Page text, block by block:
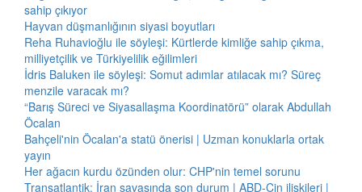
sahip çıkıyor
Hayvan düşmanlığının siyasi boyutları
Reha Ruhavioğlu ile söyleşi: Kürtlerde kimliğe sahip çıkma,
milliyetçilik ve Türkiyelilik eğilimleri
İdris Baluken ile söyleşi: Somut adımlar atılacak mı? Süreç
menzile varacak mı?
“Barış Süreci ve Siyasallaşma Koordinatörü” olarak Abdullah
Öcalan
Bahçeli'nin Öcalan'a statü önerisi | Uzman konuklarla ortak
yayın
Her ağacın kurdu özünden olur: CHP'nin temel sorunu
Transatlantik: İran savaşında son durum | ABD-Çin ilişkileri |